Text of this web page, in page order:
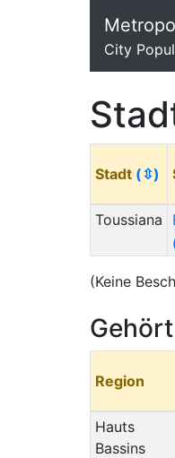
City
Stadt (⇳)
Toussiana
(Keine
Region
Hauts
Bassins